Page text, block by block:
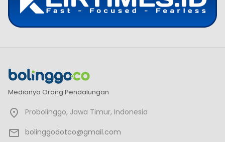
Medianya Orang Pendalungan
Probolinggo, Jawa Timur, Indonesia
bolinggodotco@gmail.com